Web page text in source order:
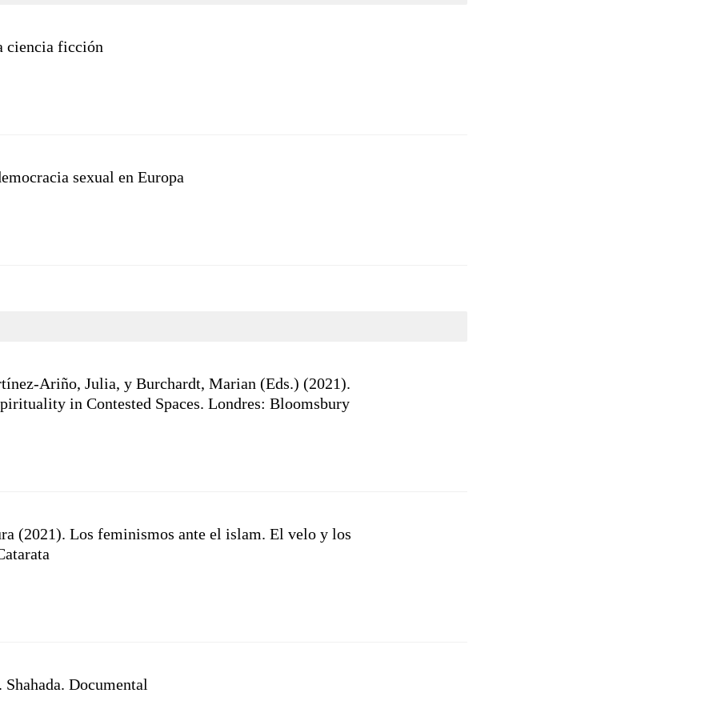
ciencia ficción
sexual en Europa
Ariño, Julia, y Burchardt, Marian (Eds.) (2021).
in Contested Spaces. Londres: Bloomsbury
(2021). Los feminismos ante el islam. El velo y los
Documental